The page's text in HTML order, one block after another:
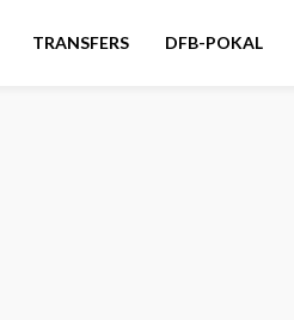
TRANSFERS DFB-POKAL